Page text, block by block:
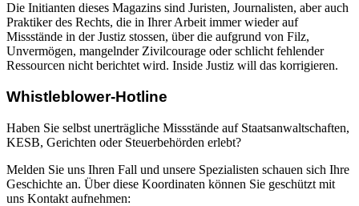
Die Initianten dieses Magazins sind Juristen, Journalisten, aber auch
Praktiker des Rechts, die in Ihrer Arbeit immer wieder auf
Missstände in der Justiz stossen, über die aufgrund von Filz,
Unvermögen, mangelnder Zivilcourage oder schlicht fehlender
Ressourcen nicht berichtet wird. Inside Justiz will das korrigieren.
Whistleblower-Hotline
Haben Sie selbst unerträgliche Missstände auf Staatsanwaltschaften,
KESB, Gerichten oder Steuerbehörden erlebt?
Melden Sie uns Ihren Fall und unsere Spezialisten schauen sich Ihre
Geschichte an. Über diese Koordinaten können Sie geschützt mit
uns Kontakt aufnehmen: